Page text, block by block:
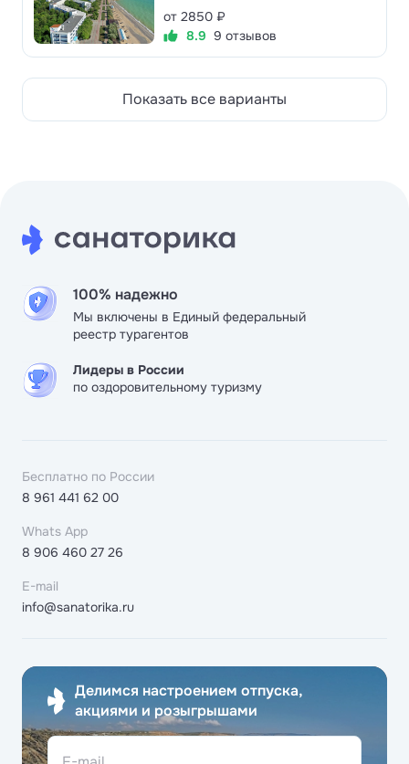
от 2850 ₽
8.9 9 отзывов
Показать все варианты
100% надежно
Мы включены в Единый федеральный
реестр турагентов
Лидеры в России
по оздоровительному туризму
Бесплатно по России
8 961 441 62 00
Whats App
8 906 460 27 26
E-mail
info@sanatorika.ru
Делимся настроением отпуска,
акциями и розыгрышами